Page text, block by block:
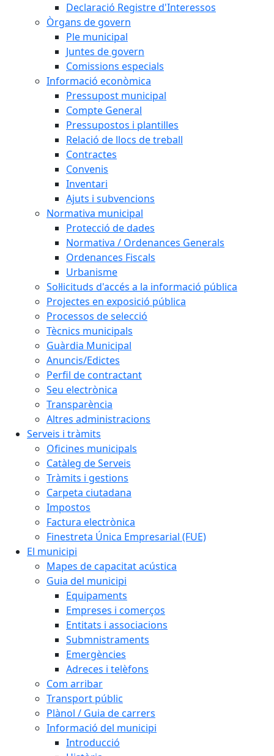
Declaració Registre d'Interessos
Òrgans de govern
Ple municipal
Juntes de govern
Comissions especials
Informació econòmica
Pressupost municipal
Compte General
Pressupostos i plantilles
Relació de llocs de treball
Contractes
Convenis
Inventari
Ajuts i subvencions
Normativa municipal
Protecció de dades
Normativa / Ordenances Generals
Ordenances Fiscals
Urbanisme
Sol·licituds d'accés a la informació pública
Projectes en exposició pública
Processos de selecció
Tècnics municipals
Guàrdia Municipal
Anuncis/Edictes
Perfil de contractant
Seu electrònica
Transparència
Altres administracions
Serveis i tràmits
Oficines municipals
Catàleg de Serveis
Tràmits i gestions
Carpeta ciutadana
Impostos
Factura electrònica
Finestreta Única Empresarial (FUE)
El municipi
Mapes de capacitat acústica
Guia del municipi
Equipaments
Empreses i comerços
Entitats i associacions
Submnistraments
Emergències
Adreces i telèfons
Com arribar
Transport públic
Plànol / Guia de carrers
Informació del municipi
Introducció